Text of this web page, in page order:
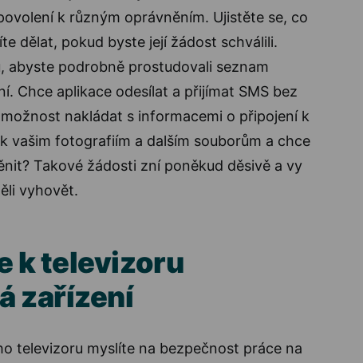
k různým oprávněním. Ujistěte se, co
dělat, pokud byste její žádost schválili.
abyste podrobně prostudovali seznam
Chce aplikace odesílat a přijímat SMS bez
nakládat s informacemi o připojení k
vašim fotografiím a dalším souborům a chce
Takové žádosti zní poněkud děsivě a vy
vyhovět.
k televizoru
zařízení
televizoru myslíte na bezpečnost práce na